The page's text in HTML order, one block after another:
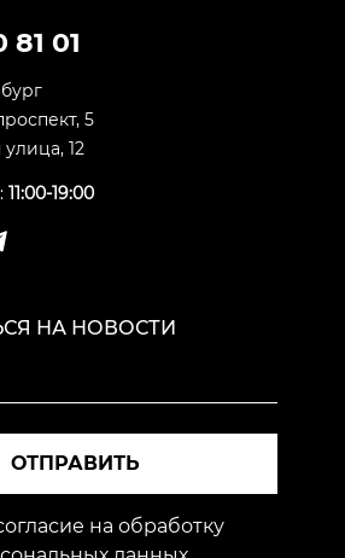
01
5
12
11:00-19:00
НА НОВОСТИ
ОТПРАВИТЬ
на обработку